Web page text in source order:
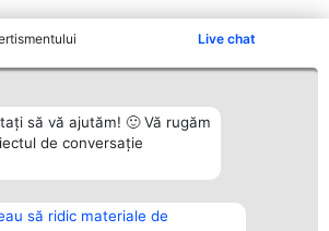
Live chat
să vă ajutăm! 🙂 Vă rugăm
de conversație
să ridic materiale de
Plebiscyt Contact